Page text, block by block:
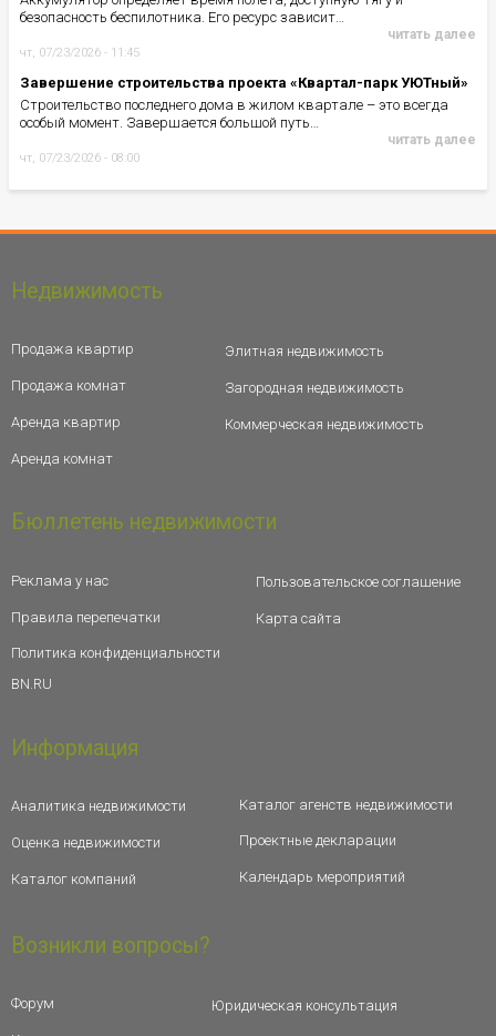
безопасность беспилотника. Его ресурс зависит…
читать далее
чт, 07/23/2026 - 11:45
Завершение строительства проекта «Квартал-парк УЮТный»
Строительство последнего дома в жилом квартале – это всегда
особый момент. Завершается большой путь…
читать далее
чт, 07/23/2026 - 08:00
Недвижимость
Продажа квартир
Продажа комнат
Аренда квартир
Аренда комнат
Элитная недвижимость
Загородная недвижимость
Коммерческая недвижимость
Бюллетень недвижимости
Реклама у нас
Правила перепечатки
Политика конфиденциальности
BN.RU
Пользовательское соглашение
Карта сайта
Информация
Аналитика недвижимости
Оценка недвижимости
Каталог компаний
Каталог агенств недвижимости
Проектные декларации
Календарь мероприятий
Возникли вопросы?
Форум Юридическая консультация